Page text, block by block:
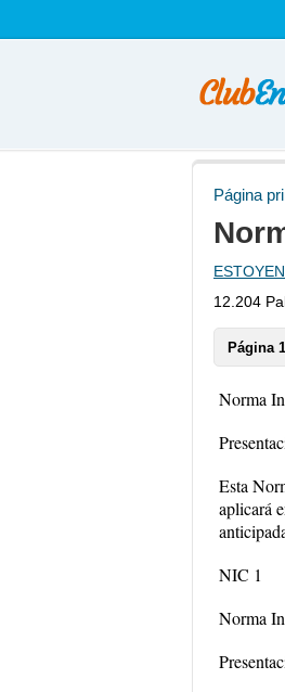
Página
12.204
Página
Norma
Esta
aplicará
NIC 1
Norma